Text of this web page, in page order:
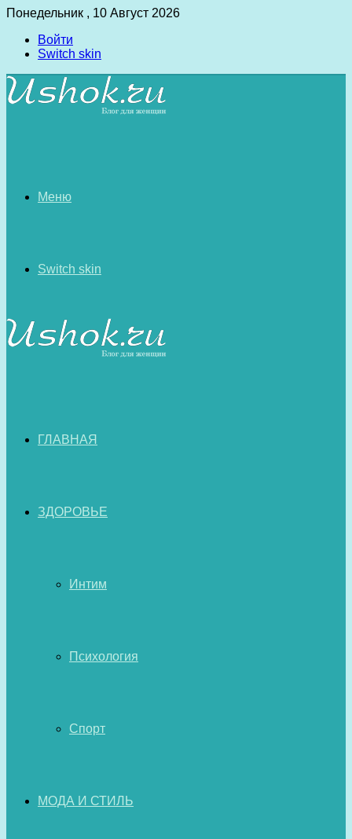
Понедельник , 10 Август 2026
Войти
Switch skin
Меню
Switch skin
ГЛАВНАЯ
ЗДОРОВЬЕ
Интим
Психология
Спорт
МОДА И СТИЛЬ